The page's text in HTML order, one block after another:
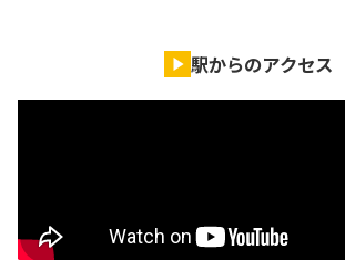
駅からのアクセス